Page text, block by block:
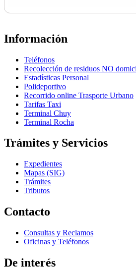
Información
Teléfonos
Recolección de residuos NO
Estadísticas Personal
Polideportivo
Recorrido online Trasporte Urbano
Tarifas Taxi
Terminal Chuy
Terminal Rocha
Trámites y Servicios
Expedientes
Mapas (SIG)
Trámites
Tributos
Contacto
Consultas y Reclamos
Oficinas y Teléfonos
De interés